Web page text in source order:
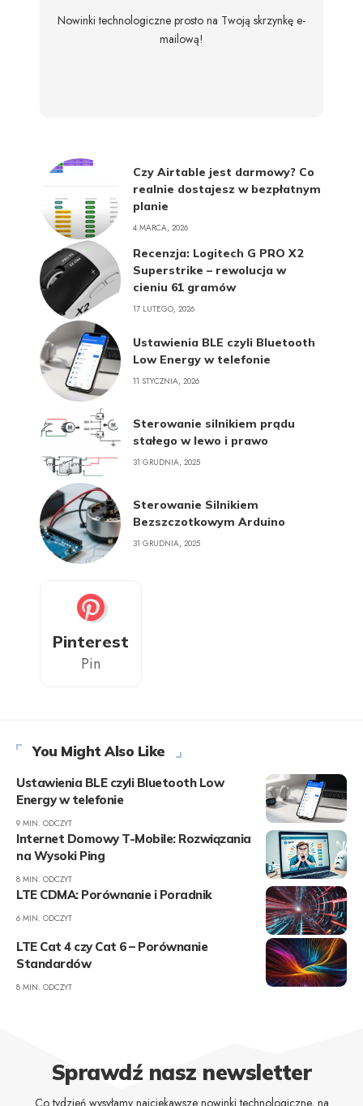
Nowinki technologiczne prosto na Twoją skrzynkę e-
mailową!
Czy Airtable jest darmowy? Co
realnie dostajesz w bezpłatnym
planie
4 MARCA, 2026
Recenzja: Logitech G PRO X2
Superstrike – rewolucja w
cieniu 61 gramów
17 LUTEGO, 2026
Ustawienia BLE czyli Bluetooth
Low Energy w telefonie
11 STYCZNIA, 2026
Sterowanie silnikiem prądu
stałego w lewo i prawo
31 GRUDNIA, 2025
Sterowanie Silnikiem
Bezszczotkowym Arduino
31 GRUDNIA, 2025
Pinterest
Pin
You Might Also Like
Ustawienia BLE czyli Bluetooth Low
Energy w telefonie
9 MIN. ODCZYT
Internet Domowy T-Mobile: Rozwiązania
na Wysoki Ping
8 MIN. ODCZYT
LTE CDMA: Porównanie i Poradnik
6 MIN. ODCZYT
LTE Cat 4 czy Cat 6 – Porównanie
Standardów
8 MIN. ODCZYT
Sprawdź nasz newsletter